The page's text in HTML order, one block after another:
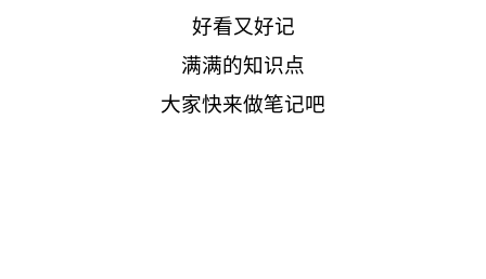
好看又好记
满满的知识点
大家快来做笔记吧